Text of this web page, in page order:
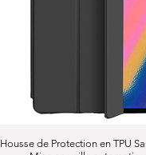
Aperçu rapide
Housse de Protection en TPU